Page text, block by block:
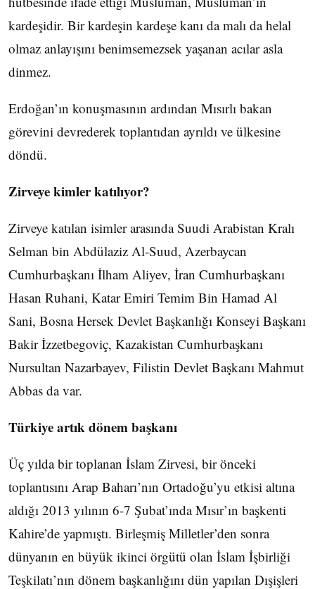
kardeşidir. Bir kardeşin kardeşe kanı da malı da helal
olmaz anlayışını benimsemezsek yaşanan acılar asla
dinmez.
Erdoğan’ın konuşmasının ardından Mısırlı bakan
görevini devrederek toplantıdan ayrıldı ve ülkesine
döndü.
Zirveye kimler katılıyor?
Zirveye katılan isimler arasında Suudi Arabistan Kralı
Selman bin Abdülaziz Al-Suud, Azerbaycan
Cumhurbaşkanı İlham Aliyev, İran Cumhurbaşkanı
Hasan Ruhani, Katar Emiri Temim Bin Hamad Al
Sani, Bosna Hersek Devlet Başkanlığı Konseyi Başkanı
Bakir İzzetbegoviç, Kazakistan Cumhurbaşkanı
Nursultan Nazarbayev, Filistin Devlet Başkanı Mahmut
Abbas da var.
Türkiye artık dönem başkanı
Üç yılda bir toplanan İslam Zirvesi, bir önceki
toplantısını Arap Baharı’nın Ortadoğu’yu etkisi altına
aldığı 2013 yılının 6-7 Şubat’ında Mısır’ın başkenti
Kahire’de yapmıştı. Birleşmiş Milletler’den sonra
dünyanın en büyük ikinci örgütü olan İslam İşbirliği
Teşkilatı’nın dönem başkanlığını dün yapılan Dışişleri